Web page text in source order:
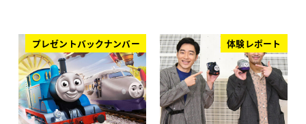
プレゼントバックナンバー 体験レポート